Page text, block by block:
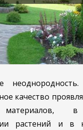
качество
материалов,
растений и в